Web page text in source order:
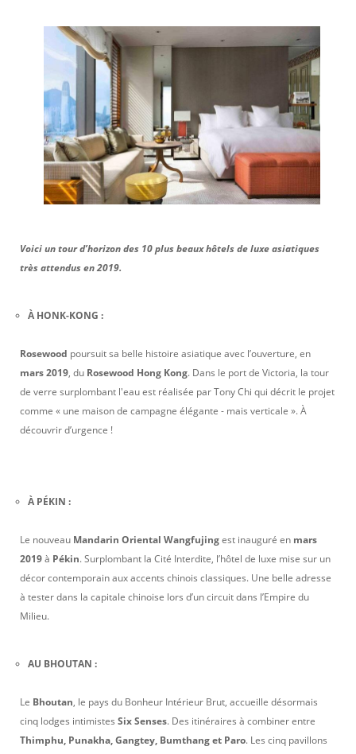
Voici un tour d’horizon des 10 plus beaux hôtels de luxe asiatiques
très attendus en 2019.
À HONK-KONG :
Rosewood poursuit sa belle histoire asiatique avec l’ouverture, en
mars 2019, du Rosewood Hong Kong. Dans le port de Victoria, la tour
de verre surplombant l'eau est réalisée par Tony Chi qui décrit le projet
comme « une maison de campagne élégante - mais verticale ». À
découvrir d’urgence !
À PÉKIN :
Le nouveau Mandarin Oriental Wangfujingest inauguré en mars
2019à Pékin. Surplombant la Cité Interdite, l’hôtel de luxe mise sur un
décor contemporain aux accents chinois classiques. Une belle adresse
à tester dans la capitale chinoise lors d’un circuit dans l’Empire du
Milieu.
AU BHOUTAN :
Le Bhoutan, le pays du Bonheur Intérieur Brut, accueille désormais
cinq lodges intimistes Six Senses. Des itinéraires à combiner entre
Thimphu, Punakha, Gangtey, Bumthang et Paro. Les cinq pavillons